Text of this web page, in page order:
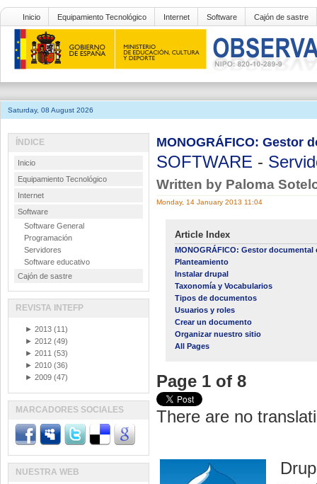
Inicio Equipamiento Tecnológico Internet Software Cajón de sastre
Saturday, 08 August 2026
MONOGRÁFICO: Gestor
SOFTWARE -
Written by Paloma
Monday, 14 January 2013 11:04
Article Index
MONOGRÁFICO: Gestor documental
Planteamiento
Instalar drupal
Taxonomía y Vocabularios
Tipos de documentos
Usuarios y roles
Crear un documento
Organizar nuestro sitio
All Pages
Page 1 of 8
There are no
ÍNDICE
Inicio
Equipamiento Tecnológico
Internet
Software
Software General
Programación
Servidores
Software educativo
Cajón de sastre
REVISTA INTEFP
► 2013 (11)
► 2012 (49)
► 2011 (53)
► 2010 (36)
► 2009 (47)
MARCADORES SOCIALES
NUESTRA WEB